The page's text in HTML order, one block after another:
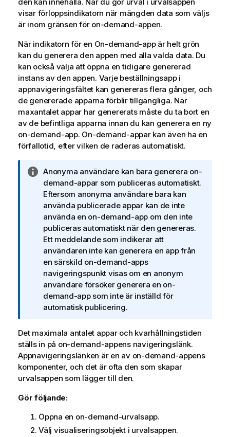
visar förloppsindikatorn när mängden data som väljs
är inom gränsen för on-demand-appen.
När indikatorn för en On-demand-app är helt grön
kan du generera den appen med alla valda data. Du
kan också välja att öppna en tidigare genererad
instans av den appen. Varje beställningsapp i
appnavigeringsfältet kan genereras flera gånger, och
de genererade apparna förblir tillgängliga. När
maxantalet appar har genererats måste du ta bort en
av de befintliga apparna innan du kan generera en ny
on-demand-app. On-demand-appar kan även ha en
förfallotid, efter vilken de raderas automatiskt.
A
n
t
e
c
k
n
i
n
g
o
m
i
f
o
r
m
a
i
n
Anonyma användare kan bara generera on-
demand-appar som publiceras automatiskt.
Eftersom anonyma användare bara kan
använda publicerade appar kan de inte
använda en on-demand-app om den inte
publiceras automatiskt när den genereras.
Ett meddelande som indikerar att
användaren inte kan generera en app från
en särskild on-demand-apps
navigeringspunkt visas om en anonym
användare försöker generera en on-
demand-app som inte är inställd för
automatisk publicering.
Det maximala antalet appar och kvarhållningstiden
ställs in på on-demand-appens navigeringslänk.
Appnavigeringslänken är en av on-demand-appens
komponenter, och det är ofta den som skapar
urvalsappen som lägger till den.
Gör följande:
Öppna en on-demand-urvalsapp.
Välj visualiseringsobjekt i urvalsappen.